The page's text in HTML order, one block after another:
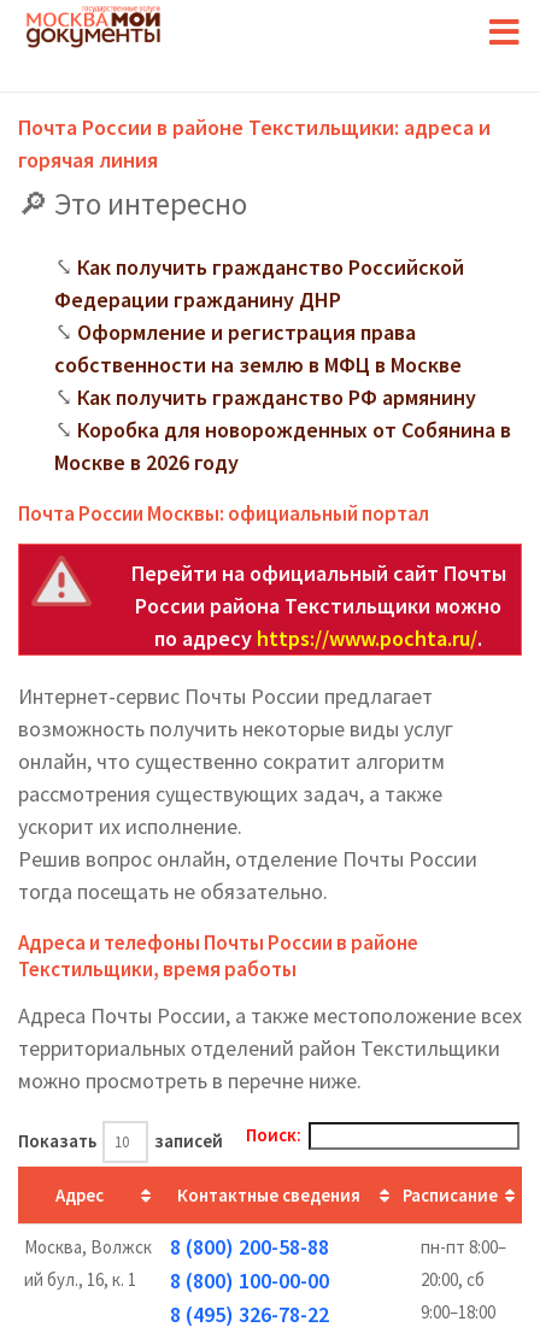
Почта России в районе Текстильщики: адреса и
горячая линия
Это интересно
Как получить гражданство Российской
Федерации гражданину ДНР
Оформление и регистрация права
собственности на землю в МФЦ в Москве
Как получить гражданство РФ армянину
Коробка для новорожденных от Собянина в
Москве в 2026 году
Почта России Москвы: официальный портал
Перейти на официальный сайт Почты
России района Текстильщики можно
по адресу https://www.pochta.ru/.
Интернет-сервис Почты России предлагает
возможность получить некоторые виды услуг
онлайн, что существенно сократит алгоритм
рассмотрения существующих задач, а также
ускорит их исполнение.
Решив вопрос онлайн, отделение Почты России
тогда посещать не обязательно.
Адреса и телефоны Почты России в районе
Текстильщики, время работы
Адреса Почты России, а также местоположение всех
территориальных отделений район Текстильщики
можно просмотреть в перечне ниже.
Показать записей Поиск:
Адрес Контактные сведения Расписание
Москва, Волжск
ий бул., 16, к. 1
8 (800) 200-58-88
8 (800) 100-00-00
8 (495) 326-78-22
пн-пт 8:00–
20:00, сб
9:00–18:00